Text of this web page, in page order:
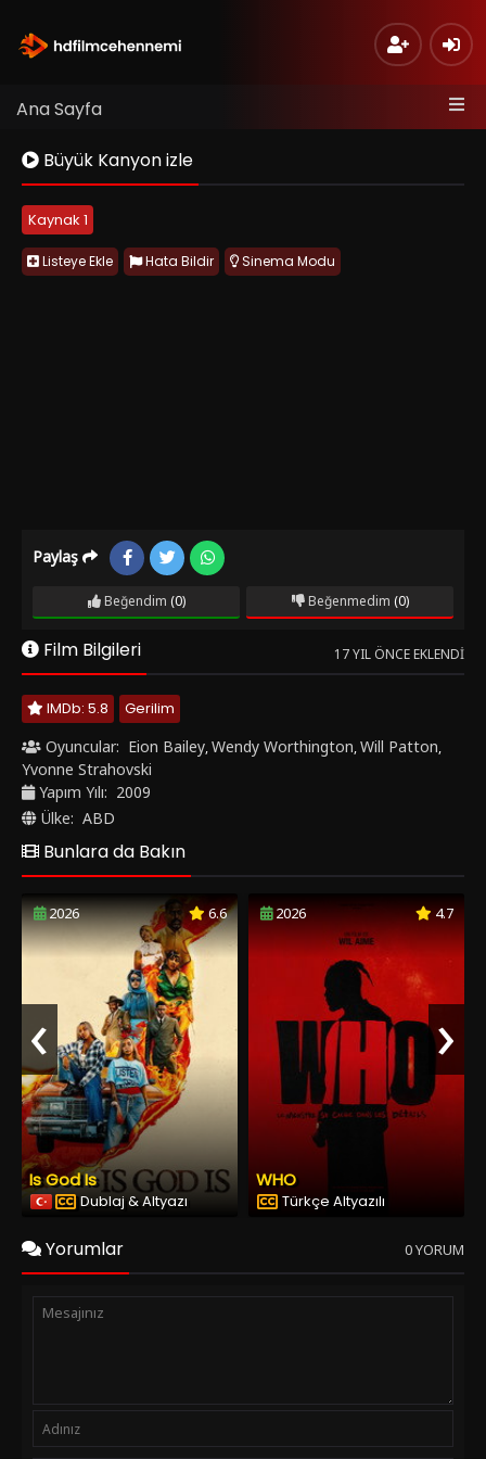
Ana Sayfa
Büyük Kanyon izle
Kaynak 1
Listeye Ekle Hata Bildir Sinema Modu
Paylaş
Beğendim (0) Beğenmedim (0)
Film Bilgileri 17 YIL ÖNCE EKLENDI
IMDb: 5.8
Gerilim
Oyuncular: Eion Bailey,Wendy Worthington,Will Patton,
Yvonne Strahovski
Yapım Yılı: 2009
Ülke: ABD
Bunlara da Bakın
2026 6.6
Is God Is
Dublaj & Altyazı
2026 4.7
WHO
Türkçe Altyazılı
‹ ›
Yorumlar 0 YORUM